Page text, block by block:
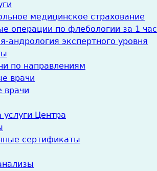
медицинское страхование
операции по флебологии за 1 час
андрология экспертного уровня
по направлениям
врачи
врачи
Центра
сертификаты